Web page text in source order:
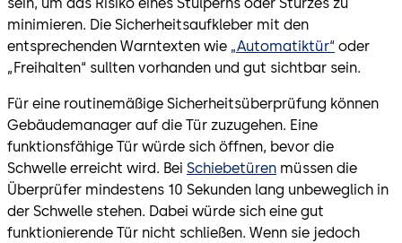
minimieren. Die Sicherheitsaufkleber mit den
entsprechenden Warntexten wie „Automatiktür“ oder
„Freihalten“ sullten vorhanden und gut sichtbar sein.
Für eine routinemäßige Sicherheitsüberprüfung können
Gebäudemanager auf die Tür zuzugehen. Eine
funktionsfähige Tür würde sich öffnen, bevor die
Schwelle erreicht wird. Bei Schiebetüren müssen die
Überprüfer mindestens 10 Sekunden lang unbeweglich in
der Schwelle stehen. Dabei würde sich eine gut
funktionierende Tür nicht schließen. Wenn sie jedoch